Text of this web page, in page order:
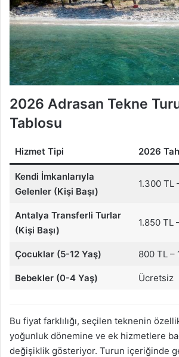
2026 Adrasan Tekne
Tablosu
Hizmet Tipi 2026
Kendi İmkanlarıyla
Gelenler (Kişi Başı)
1.300 TL
Antalya Transferli Turlar
(Kişi Başı)
1.850 TL
Çocuklar (5-12 Yaş) 800 TL –
Bebekler (0-4 Yaş) Ücretsiz
Bu fiyat farklılığı, seçilen teknenin
yoğunluk dönemine ve ek hizmetlere
değişiklik gösteriyor. Turun içeriğinde